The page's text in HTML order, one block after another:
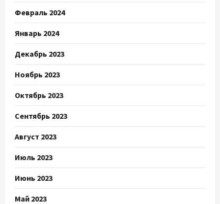
Февраль 2024
Январь 2024
Декабрь 2023
Ноябрь 2023
Октябрь 2023
Сентябрь 2023
Август 2023
Июль 2023
Июнь 2023
Май 2023